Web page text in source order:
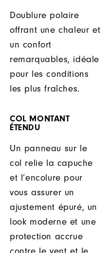
Doublure polaire
offrant une chaleur et
un confort
remarquables, idéale
pour les conditions
les plus fraîches.
COL MONTANT
ÉTENDU
Un panneau sur le
col relie la capuche
et l’encolure pour
vous assurer un
ajustement épuré, un
look moderne et une
protection accrue